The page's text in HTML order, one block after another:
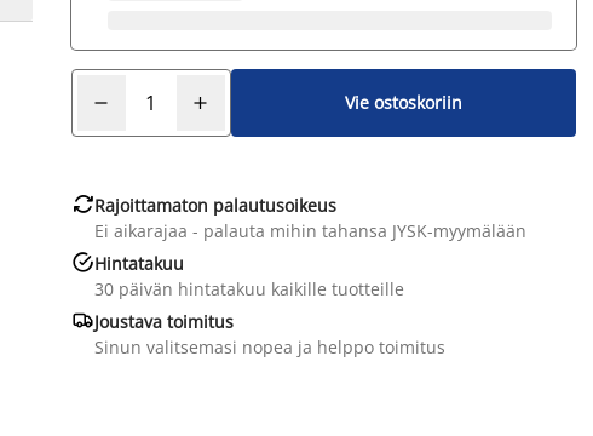
Vie ostoskoriin
Rajoittamaton palautusoikeus
Ei aikarajaa - palauta mihin tahansa JYSK-myymälään
Hintatakuu
30 päivän hintatakuu kaikille tuotteille
Joustava toimitus
Sinun valitsemasi nopea ja helppo toimitus